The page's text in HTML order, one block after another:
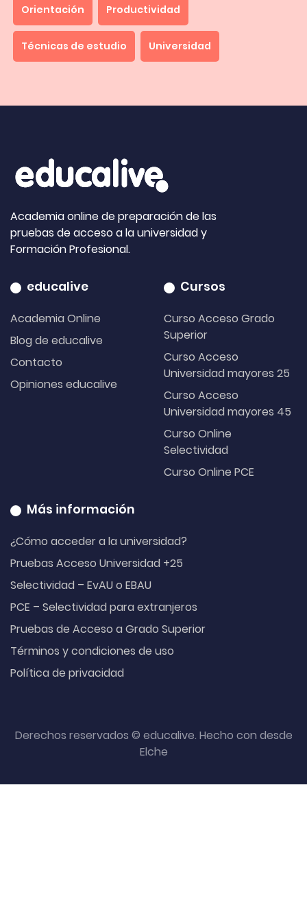
Orientación Productividad
Técnicas de estudio Universidad
Academia online de preparación de las
pruebas de acceso a la universidad y
Formación Profesional.
educalive
Academia Online
Blog de educalive
Contacto
Opiniones educalive
Cursos
Curso Acceso Grado
Superior
Curso Acceso
Universidad mayores 25
Curso Acceso
Universidad mayores 45
Curso Online
Selectividad
Curso Online PCE
Más información
¿Cómo acceder a la universidad?
Pruebas Acceso Universidad +25
Selectividad – EvAU o EBAU
PCE – Selectividad para extranjeros
Pruebas de Acceso a Grado Superior
Términos y condiciones de uso
Política de privacidad
Derechos reservados © educalive. Hecho con desde
Elche